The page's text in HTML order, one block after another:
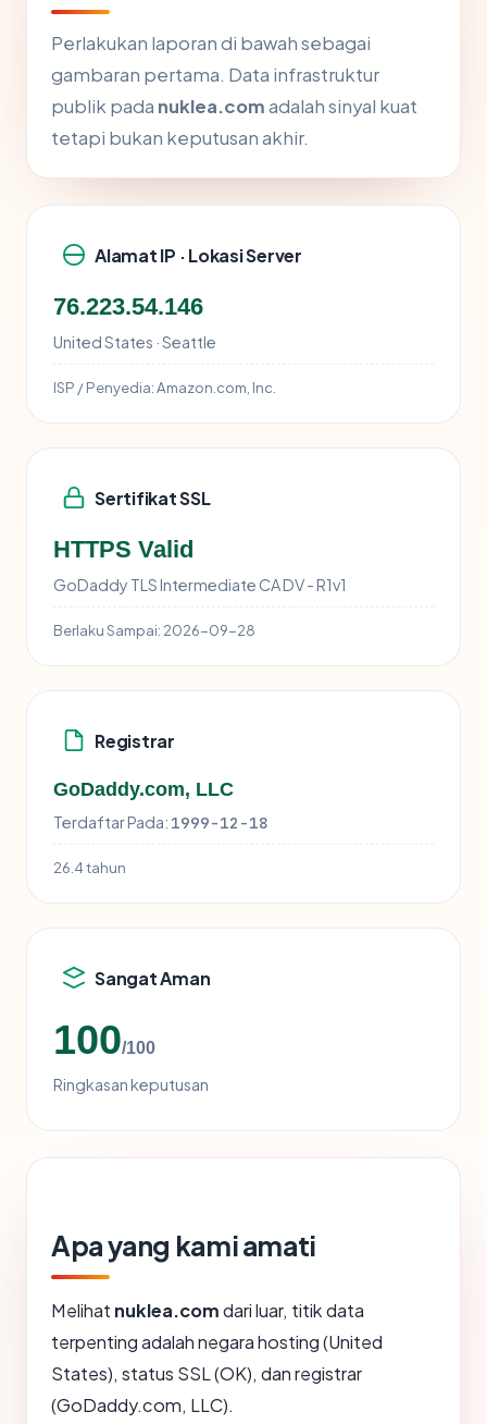
Perlakukan laporan di bawah sebagai
gambaran pertama. Data infrastruktur
publik pada nuklea.comadalah sinyal kuat
tetapi bukan keputusan akhir.
Alamat IP · Lokasi Server
76.223.54.146
United States · Seattle
ISP / Penyedia:Amazon.com, Inc.
Sertifikat SSL
HTTPS Valid
GoDaddy TLS Intermediate CA DV - R1v1
Berlaku Sampai: 2026-09-28
Registrar
GoDaddy.com, LLC
Terdaftar Pada: 1999-12-18
26.4 tahun
Sangat Aman
100/100
Ringkasan keputusan
Apa yang kami amati
Melihat nuklea.comdari luar, titik data
terpenting adalah negara hosting (United
States), status SSL (OK), dan registrar
(GoDaddy.com, LLC).